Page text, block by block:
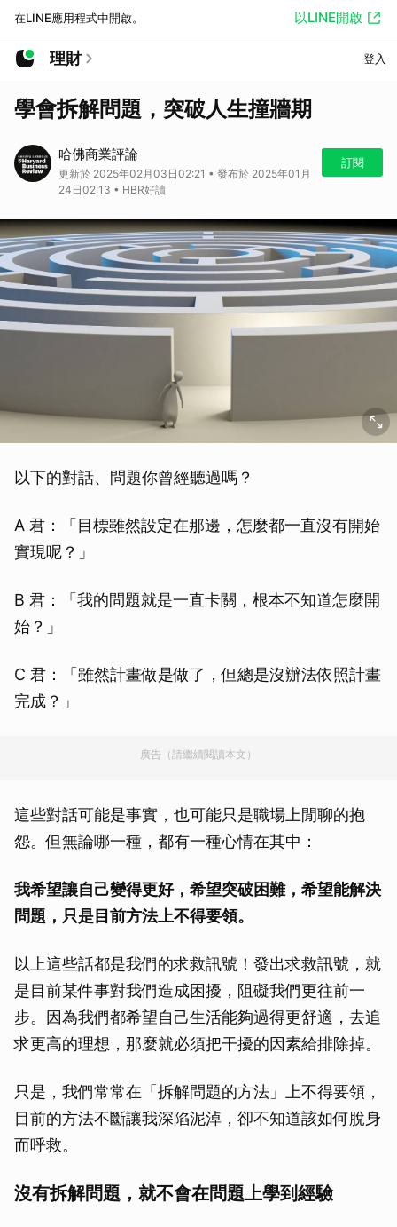
在LINE應用程式中開啟。 以LINE開啟
理財 登入
學會拆解問題，突破人生撞牆期
哈佛商業評論
更新於 2025年02月03日02:21 • 發布於 2025年01月
24日02:13 • HBR好讀
訂閱
以下的對話、問題你曾經聽過嗎？
A 君：「目標雖然設定在那邊，怎麼都一直沒有開始
實現呢？」
B 君：「我的問題就是一直卡關，根本不知道怎麼開
始？」
C 君：「雖然計畫做是做了，但總是沒辦法依照計畫
完成？」
廣告（請繼續閱讀本文）
這些對話可能是事實，也可能只是職場上閒聊的抱
怨。但無論哪一種，都有一種心情在其中：
我希望讓自己變得更好，希望突破困難，希望能解決
問題，只是目前方法上不得要領。
以上這些話都是我們的求救訊號！發出求救訊號，就
是目前某件事對我們造成困擾，阻礙我們更往前一
步。因為我們都希望自己生活能夠過得更舒適，去追
求更高的理想，那麼就必須把干擾的因素給排除掉。
只是，我們常常在「拆解問題的方法」上不得要領，
目前的方法不斷讓我深陷泥淖，卻不知道該如何脫身
而呼救。
沒有拆解問題，就不會在問題上學到經驗